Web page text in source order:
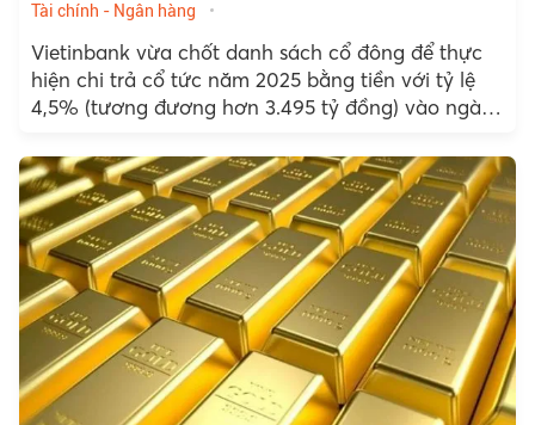
Tài chính - Ngân hàng
Vietinbank vừa chốt danh sách cổ đông để thực
hiện chi trả cổ tức năm 2025 bằng tiền với tỷ lệ
4,5% (tương đương hơn 3.495 tỷ đồng) vào ngày